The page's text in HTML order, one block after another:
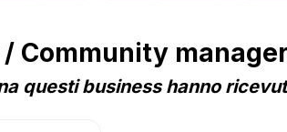
Community
questi business hanno